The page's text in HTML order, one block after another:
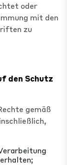
oder
mit den
zu
den Schutz
gemäß